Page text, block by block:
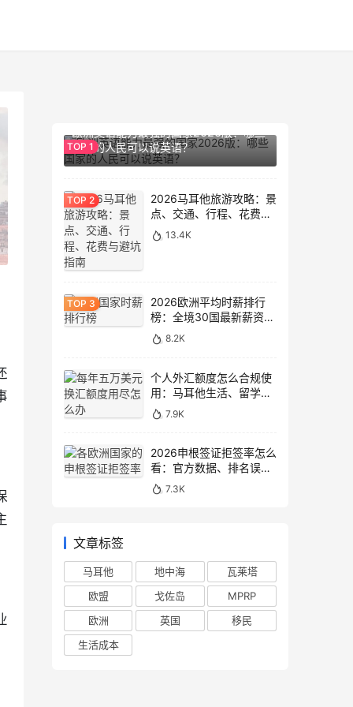
欧洲英语能力最强的国家2026版：哪些
国家的人民可以说英语？
2026马耳他旅游攻略：景
点、交通、行程、花费与
避坑指南
13.4K
2026欧洲平均时薪排行
榜：全境30国最新薪资数
据大盘点
8.2K
个人外汇额度怎么合规使
用：马耳他生活、留学与
移民场景说明
7.9K
2026申根签证拒签率怎么
看：官方数据、排名误区
和申请避坑
7.3K
文章标签
马耳他 地中海
瓦莱塔
欧盟
戈佐岛
MPRP
欧洲
英国
移民
生活成本